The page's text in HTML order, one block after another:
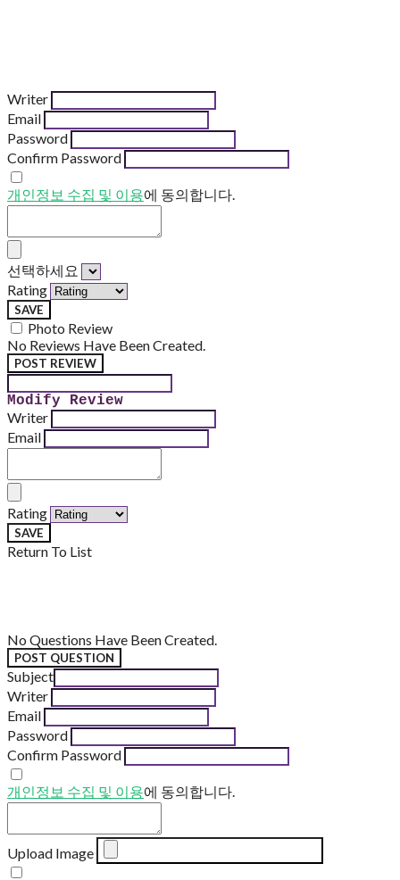
Writer
Email
Password
Confirm Password
개인정보 수집 및 이용에 동의합니다.
선택하세요
Rating
SAVE
Photo Review
No Reviews Have Been Created.
POST REVIEW
Modify Review
Writer
Email
Rating
SAVE
Return To List
No Questions Have Been Created.
POST QUESTION
Subject
Writer
Email
Password
Confirm Password
개인정보 수집 및 이용에 동의합니다.
Upload Image